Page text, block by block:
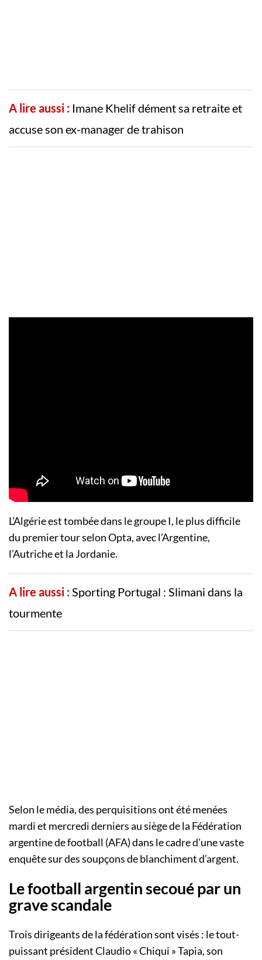
A lire aussi : Imane Khelif dément sa retraite et
accuse son ex-manager de trahison
L’Algérie est tombée dans le groupe I, le plus difficile
du premier tour selon Opta, avec l’Argentine,
l’Autriche et la Jordanie.
A lire aussi :Sporting Portugal : Slimani dans la
tourmente
Selon le média, des perquisitions ont été menées
mardi et mercredi derniers au siège de la Fédération
argentine de football (AFA) dans le cadre d’une vaste
enquête sur des soupçons de blanchiment d’argent.
Le football argentin secoué par un
grave scandale
Trois dirigeants de la fédération sont visés : le tout-
puissant président Claudio « Chiqui » Tapia, son